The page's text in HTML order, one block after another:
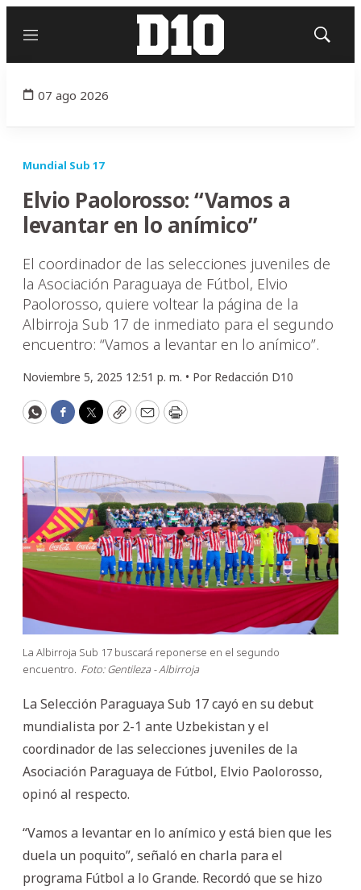
Menú
Mostrar
07 ago 2026
Mundial Sub 17
Elvio Paolorosso: “Vamos a
levantar en lo anímico”
El coordinador de las selecciones juveniles de
la Asociación Paraguaya de Fútbol, Elvio
Paolorosso, quiere voltear la página de la
Albirroja Sub 17 de inmediato para el segundo
encuentro: “Vamos a levantar en lo anímico”.
Noviembre 5, 2025 12:51 p. m. • Por Redacción D10
WhatsApp
Facebook
Twitter
CopyEmailPrint
La Albirroja Sub 17 buscará reponerse en el segundo
encuentro. Foto: Gentileza - Albirroja
La Selección Paraguaya Sub 17 cayó en su debut
mundialista por 2-1 ante Uzbekistan y el
coordinador de las selecciones juveniles de la
Asociación Paraguaya de Fútbol, Elvio Paolorosso,
opinó al respecto.
“Vamos a levantar en lo anímico y está bien que les
duela un poquito”, señaló en charla para el
programa Fútbol a lo Grande. Recordó que se hizo